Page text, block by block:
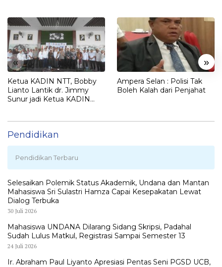
« »
Ketua KADIN NTT, Bobby
Lianto Lantik dr. Jimmy
Sunur jadi Ketua KADIN
Ampera Selan : Polisi Tak
Boleh Kalah dari Penjahat
Pendidikan
Pendidikan Terbaru
Selesaikan Polemik Status Akademik, Undana dan Mantan
Mahasiswa Sri Sulastri Hamza Capai Kesepakatan Lewat
Dialog Terbuka
30 Juli 2026
Mahasiswa UNDANA Dilarang Sidang Skripsi, Padahal
Sudah Lulus Matkul, Registrasi Sampai Semester 13
24 Juli 2026
Ir. Abraham Paul Liyanto Apresiasi Pentas Seni PGSD UCB,